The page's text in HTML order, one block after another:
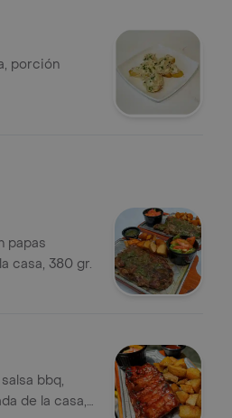
porción
papas
casa, 380 gr.
bbq,
de la casa,